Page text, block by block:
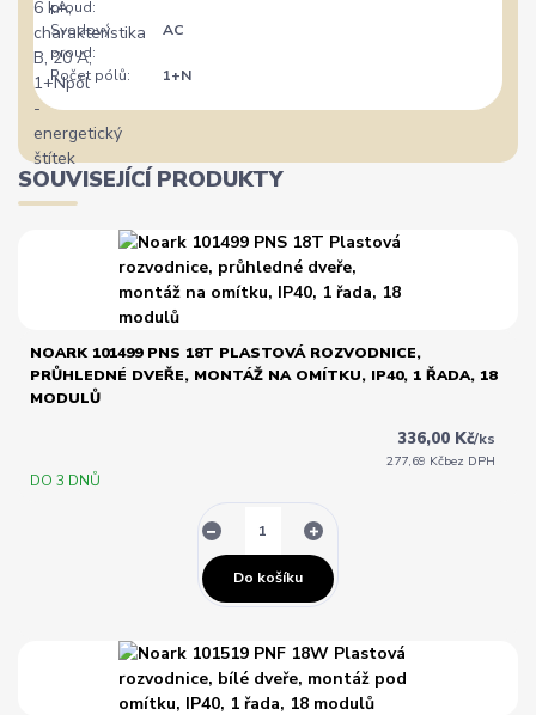
proud:
Svodový
proud:
AC
Počet pólů: 1+N
SOUVISEJÍCÍ PRODUKTY
NOARK 101499 PNS 18T PLASTOVÁ ROZVODNICE,
PRŮHLEDNÉ DVEŘE, MONTÁŽ NA OMÍTKU, IP40, 1 ŘADA, 18
MODULŮ
336,00 Kč/ks
277,69 Kčbez DPH
DO 3 DNŮ
Do košíku